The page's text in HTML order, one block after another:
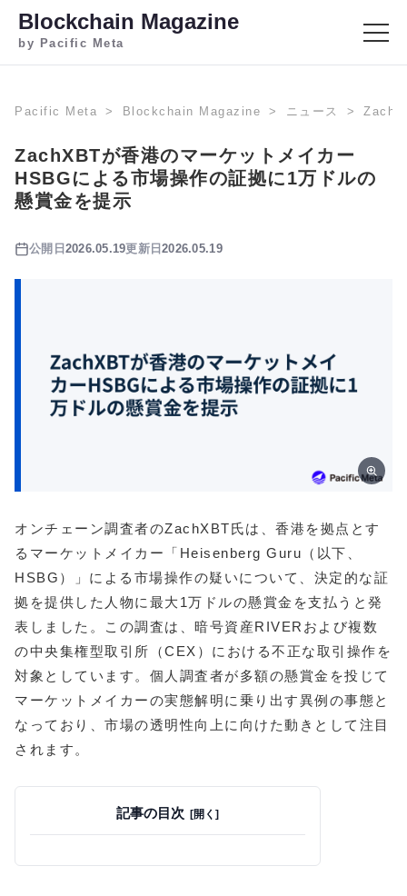
Blockchain Magazine
by Pacific Meta
Pacific Meta Blockchain Magazine ニュース
ZachXBTが香港のマーケットメイカー
HSBGによる市場操作の証拠に1万ドルの
懸賞金を提示
公開日 2026.05.19更新日2026.05.19
オンチェーン調査者のZachXBT氏は、香港を拠点とす
るマーケットメイカー「Heisenberg Guru（以下、
HSBG）」による市場操作の疑いについて、決定的な証
拠を提供した人物に最大1万ドルの懸賞金を支払うと発
表しました。この調査は、暗号資産RIVERおよび複数
の中央集権型取引所（CEX）における不正な取引操作を
対象としています。個人調査者が多額の懸賞金を投じて
マーケットメイカーの実態解明に乗り出す異例の事態と
なっており、市場の透明性向上に向けた動きとして注目
されます。
記事の目次